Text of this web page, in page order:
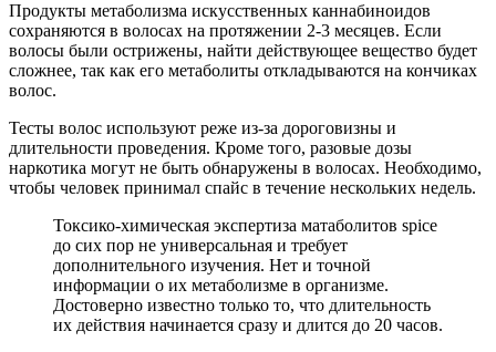
Продукты метаболизма искусственных каннабиноидов
сохраняются в волосах на протяжении 2-3 месяцев. Если
волосы были острижены, найти действующее вещество будет
сложнее, так как его метаболиты откладываются на кончиках
волос.
Тесты волос используют реже из-за дороговизны и
длительности проведения. Кроме того, разовые дозы
наркотика могут не быть обнаружены в волосах. Необходимо,
чтобы человек принимал спайс в течение нескольких недель.
Токсико-химическая экспертиза матаболитов spice
до сих пор не универсальная и требует
дополнительного изучения. Нет и точной
информации о их метаболизме в организме.
Достоверно известно только то, что длительность
их действия начинается сразу и длится до 20 часов.